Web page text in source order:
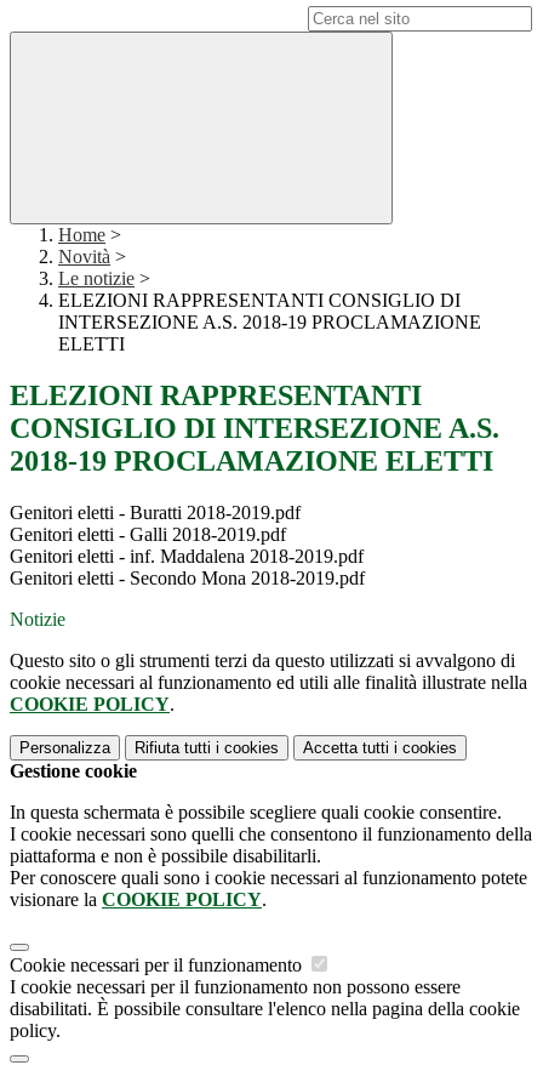
Home >
Novità >
Le notizie >
ELEZIONI RAPPRESENTANTI CONSIGLIO DI
INTERSEZIONE A.S. 2018-19 PROCLAMAZIONE
ELETTI
ELEZIONI RAPPRESENTANTI
CONSIGLIO DI INTERSEZIONE A.S.
2018-19 PROCLAMAZIONE ELETTI
Genitori eletti - Buratti 2018-2019.pdf
Genitori eletti - Galli 2018-2019.pdf
Genitori eletti - inf. Maddalena 2018-2019.pdf
Genitori eletti - Secondo Mona 2018-2019.pdf
Notizie
Questo sito o gli strumenti terzi da questo utilizzati si avvalgono di
cookie necessari al funzionamento ed utili alle finalità illustrate nella
COOKIE POLICY.
Personalizza Rifiuta tutti i cookies Accetta tutti i cookies
Gestione cookie
In questa schermata è possibile scegliere quali cookie consentire.
I cookie necessari sono quelli che consentono il funzionamento della
piattaforma e non è possibile disabilitarli.
Per conoscere quali sono i cookie necessari al funzionamento potete
visionare la COOKIE POLICY.
Cookie necessari per il funzionamento
I cookie necessari per il funzionamento non possono essere
disabilitati. È possibile consultare l'elenco nella pagina della cookie
policy.